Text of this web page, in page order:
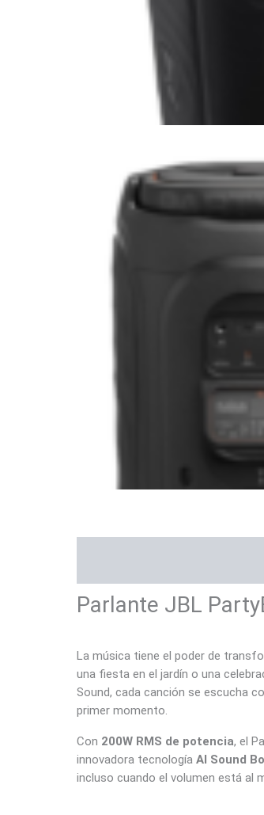
Parlante JBL
La música tiene el poder de
una fiesta en el jardín o una
Sound, cada canción se escucha
primer momento.
Con 200W RMS de potencia, el
innovadora tecnología AI Sound
incluso cuando el volumen está al